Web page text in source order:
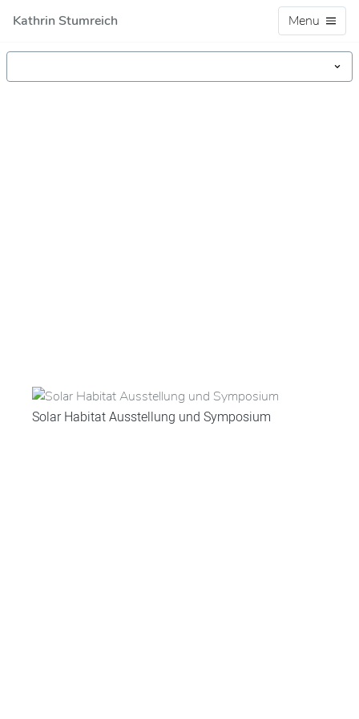
Kathrin Stumreich Menu
Solar Habitat Ausstellung und Symposium